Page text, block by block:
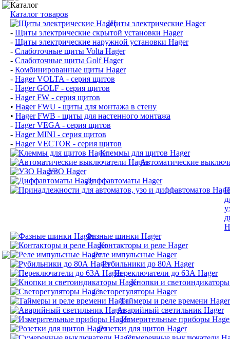
Каталог
Каталог товаров
Щиты электрические Hager
- Щиты электрические скрытой установки Hager
- Щиты электрические наружной установки Hager
- Слаботочные щиты Volta Hager
- Слаботочные щиты Golf Hager
- Комбинированные щиты Hager
- Hager VOLTA - серия щитов
- Hager GOLF - серия щитов
- Hager FW - серия щитов
• Hager FWU - щиты для монтажа в стену
• Hager FWB - щиты для настенного монтажа
- Hager VEGA - серия щитов
- Hager MINI - серия щитов
- Hager VECTOR - серия щитов
Клеммы для щитов Hager
Автоматические
УЗО Hager
Диффавтоматы Hager
Фазные шинки Hager
Контакторы и реле Hager
Реле импульсные Hager
Рубильники до 80А Hager
Переключатели до 63А Hager
Кнопки и
Светорегуляторы Hager
Таймеры и реле времени Hager
Аварийный светильник Hager
Измерительные приборы
Розетки для щитов Hager